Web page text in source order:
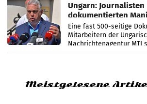
Ungarn: Journalisten
dokumentierten
Zensur
Eine fast 500-seitige
Mitarbeitern der
Nachrichtenagentur MTI
systematische
Meistgelesene